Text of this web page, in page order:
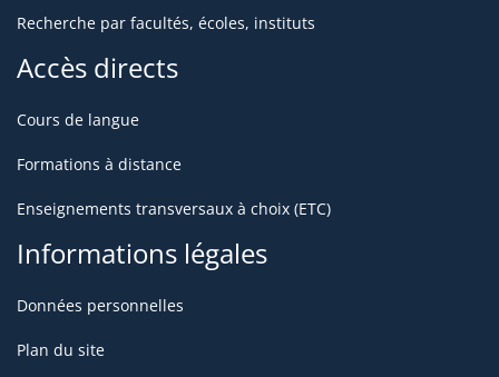
Recherche par facultés, écoles, instituts
Accès directs
Cours de langue
Formations à distance
Enseignements transversaux à choix (ETC)
Informations légales
Données personnelles
Plan du site